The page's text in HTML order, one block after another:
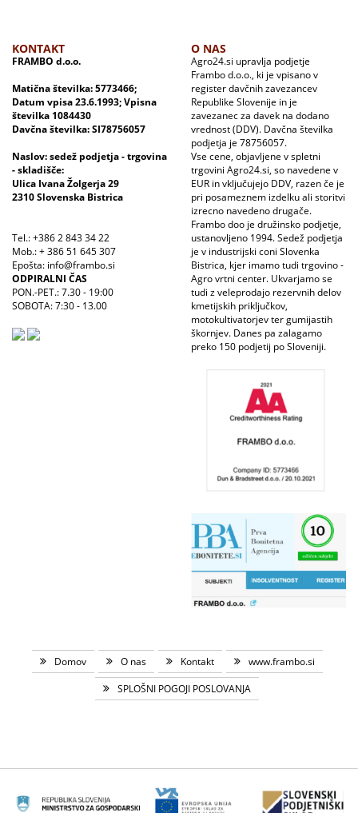
KONTAKT
FRAMBO d.o.o.
Matična številka: 5773466;
Datum vpisa 23.6.1993; Vpisna
številka 1084430
Davčna številka: SI78756057
Naslov: sedež podjetja - trgovina
- skladišče:
Ulica Ivana Žolgerja 29
2310 Slovenska Bistrica
Tel.: +386 2 843 34 22
Mob.: + 386 51 645 307
Epošta: info@frambo.si
ODPIRALNI ČAS
PON.-PET.: 7.30 - 19:00
SOBOTA: 7:30 - 13.00
O NAS
Agro24.si upravlja podjetje
Frambo d.o.o., ki je vpisano v
register davčnih zavezancev
Republike Slovenije in je
zavezanec za davek na dodano
vrednost (DDV). Davčna številka
podjetja je 78756057.
Vse cene, objavljene v spletni
trgovini Agro24.si, so navedene v
EUR in vključujejo DDV, razen če je
pri posameznem izdelku ali storitvi
izrecno navedeno drugače.
Frambo doo je družinsko podjetje,
ustanovljeno 1994. Sedež podjetja
je v industrijski coni Slovenka
Bistrica, kjer imamo tudi trgovino -
Agro vrtni center. Ukvarjamo se
tudi z veleprodajo rezervnih delov
kmetijskih priključkov,
motokultivatorjev ter gumijastih
škornjev. Danes pa zalagamo
preko 150 podjetij po Sloveniji.
Domov O nas Kontakt
www.frambo.si
SPLOŠNI POGOJI POSLOVANJA